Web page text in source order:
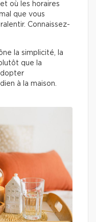
où les horaires
que vous
Connaissez-
la simplicité, la
que la
à la maison.